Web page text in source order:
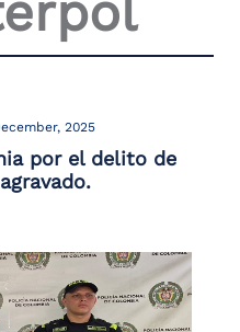
2025
por el delito de